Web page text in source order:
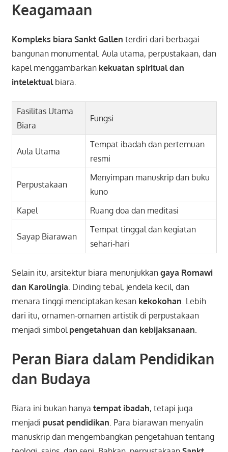
Keagamaan
Kompleks biara Sankt Gallen terdiri dari berbagai
bangunan monumental. Aula utama, perpustakaan, dan
kapel menggambarkan kekuatan spiritual dan
intelektualbiara.
Fasilitas Utama
Biara
Fungsi
Aula Utama
Tempat ibadah dan pertemuan
resmi
Perpustakaan
Menyimpan manuskrip dan buku
kuno
Kapel
Ruang doa dan meditasi
Sayap Biarawan
Tempat tinggal dan kegiatan
sehari-hari
Selain itu, arsitektur biara menunjukkan gaya Romawi
dan Karolingia. Dinding tebal, jendela kecil, dan
menara tinggi menciptakan kesan kekokohan. Lebih
dari itu, ornamen-ornamen artistik di perpustakaan
menjadi simbol pengetahuan dan kebijaksanaan.
Peran Biara dalam Pendidikan
dan Budaya
Biara ini bukan hanya tempat ibadah, tetapi juga
menjadi pusat pendidikan. Para biarawan menyalin
manuskrip dan mengembangkan pengetahuan tentang